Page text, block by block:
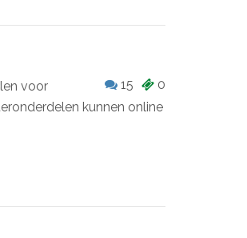
0
15
voor
kunnen online